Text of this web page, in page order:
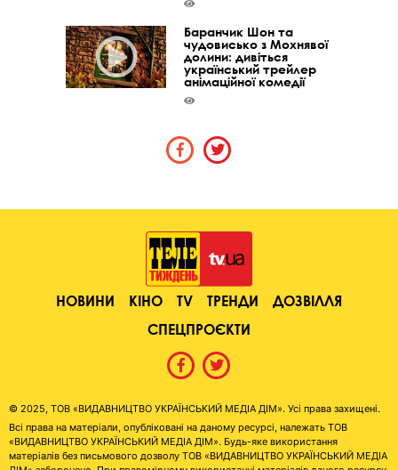
Баранчик Шон та
чудовисько з Мохнявої
долини: дивіться
український трейлер
анімаційної комедії
НОВИНИ КІНО TV ТРЕНДИ
ДОЗВІЛЛЯ
СПЕЦПРОЄКТИ
© 2025, ТОВ «ВИДАВНИЦТВО УКРАЇНСЬКИЙ МЕДІА ДІМ». Усі права захищені.
Всі права на матеріали, опубліковані на даному ресурсі, належать ТОВ
«ВИДАВНИЦТВО УКРАЇНСЬКИЙ МЕДІА ДІМ». Будь-яке використання
матеріалів без письмового дозволу ТОВ «ВИДАВНИЦТВО УКРАЇНСЬКИЙ МЕДІА